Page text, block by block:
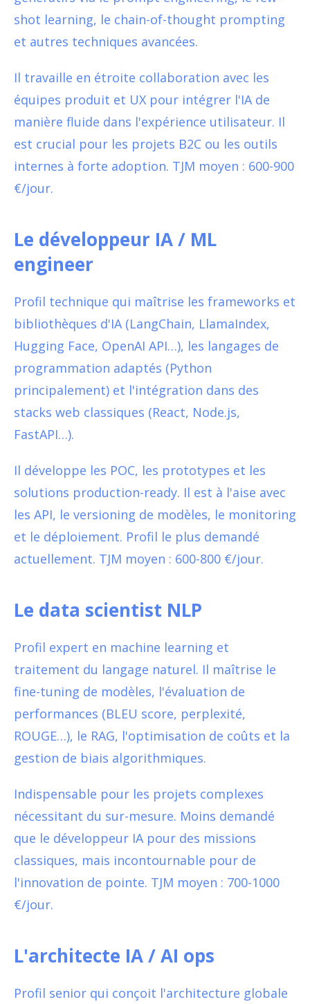
shot learning, le chain-of-thought prompting
et autres techniques avancées.
Il travaille en étroite collaboration avec les
équipes produit et UX pour intégrer l'IA de
manière fluide dans l'expérience utilisateur. Il
est crucial pour les projets B2C ou les outils
internes à forte adoption. TJM moyen : 600-900
€/jour.
Le développeur IA / ML
engineer
Profil technique qui maîtrise les frameworks et
bibliothèques d'IA (LangChain, LlamaIndex,
Hugging Face, OpenAI API…), les langages de
programmation adaptés (Python
principalement) et l'intégration dans des
stacks web classiques (React, Node.js,
FastAPI…).
Il développe les POC, les prototypes et les
solutions production-ready. Il est à l'aise avec
les API, le versioning de modèles, le monitoring
et le déploiement. Profil le plus demandé
actuellement. TJM moyen : 600-800 €/jour.
Le data scientist NLP
Profil expert en machine learning et
traitement du langage naturel. Il maîtrise le
fine-tuning de modèles, l'évaluation de
performances (BLEU score, perplexité,
ROUGE…), le RAG, l'optimisation de coûts et la
gestion de biais algorithmiques.
Indispensable pour les projets complexes
nécessitant du sur-mesure. Moins demandé
que le développeur IA pour des missions
classiques, mais incontournable pour de
l'innovation de pointe. TJM moyen : 700-1000
€/jour.
L'architecte IA / AI ops
Profil senior qui conçoit l'architecture globale